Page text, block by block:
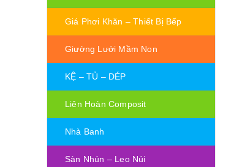
Giá Phơi Khăn – Thiết Bị Bếp
Giường Lưới Mầm Non
KỆ – TỦ – DÉP
Liên Hoàn Composit
Nhà Banh
Sàn Nhún – Leo Núi